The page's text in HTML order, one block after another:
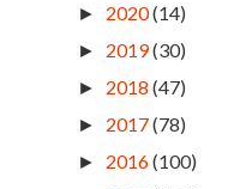
► 2020(14)
► 2019(30)
► 2018 (47)
► 2017(78)
► 2016(100)